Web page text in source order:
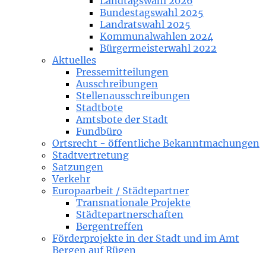
Bundestagswahl 2025
Landratswahl 2025
Kommunalwahlen 2024
Bürgermeisterwahl 2022
Aktuelles
Pressemitteilungen
Ausschreibungen
Stellenausschreibungen
Stadtbote
Amtsbote der Stadt
Fundbüro
Ortsrecht - öffentliche Bekanntmachungen
Stadtvertretung
Satzungen
Verkehr
Europaarbeit / Städtepartner
Transnationale Projekte
Städtepartnerschaften
Bergentreffen
Förderprojekte in der Stadt und im Amt
Bergen auf Rügen